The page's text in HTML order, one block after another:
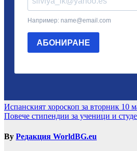
Навигация
Испанският хороскоп за вторник 10
Повече стипендии за ученици и
By Редакция WorldBG.eu